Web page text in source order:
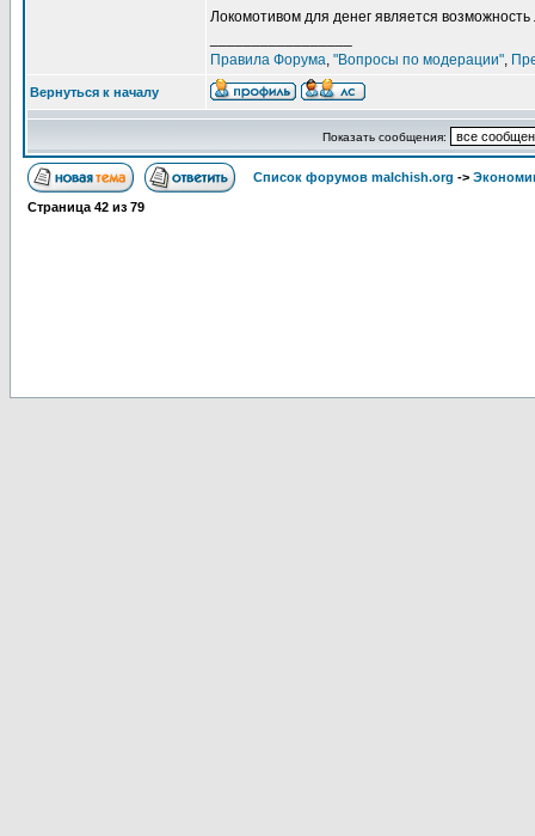
Локомотивом для денег является возможность
Правила Форума, "Вопросы по модерации",
Вернуться к началу
Показать сообщения:
Список форумов malchish.org ->
Страница 42 из 79